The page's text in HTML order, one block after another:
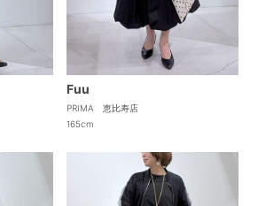
Fuu
PRIMA 恵比寿店
165cm